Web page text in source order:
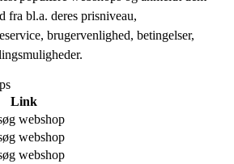
fra bl.a. deres prisniveau,
brugervenlighed, betingelser,
Link
webshop
webshop
webshop